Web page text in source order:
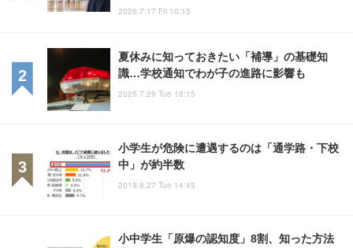
2026.7.17 Fri 10:15
夏休みに知っておきたい「補導」の基礎知
識…学校通知でわが子の進路に影響も
2025.7.29 Tue 18:15
小学生が危険に遭遇するのは「通学路・下校
中」が約半数
2019.8.27 Tue 14:45
小中学生「原爆の認知度」8割、知った方法